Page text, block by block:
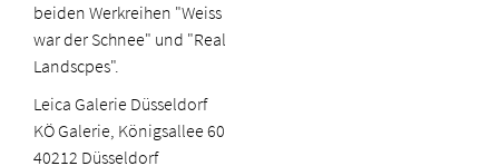
beiden Werkreihen "Weiss
war der Schnee" und "Real
Landscpes".
Leica Galerie Düsseldorf
KÖ Galerie, Königsallee 60
40212 Düsseldorf